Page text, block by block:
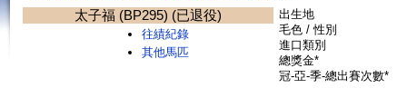
太子福 (BP295) (已退役)
往績紀錄
其他馬匹
出生地
毛色 / 性別
進口類別
總獎金*
冠-亞-季-總出賽次數*